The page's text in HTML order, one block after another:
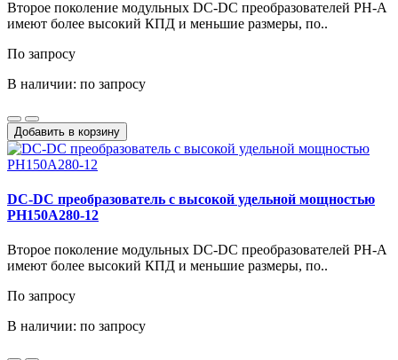
Второе поколение модульных DС-DC преобразователей PH-A
имеют более высокий КПД и меньшие размеры, по..
По запросу
В наличии: по запросу
Добавить в корзину
DC-DC преобразователь с высокой удельной мощностью
PH150A280-12
Второе поколение модульных DС-DC преобразователей PH-A
имеют более высокий КПД и меньшие размеры, по..
По запросу
В наличии: по запросу